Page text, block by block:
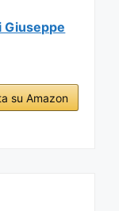
Giuseppe
su Amazon